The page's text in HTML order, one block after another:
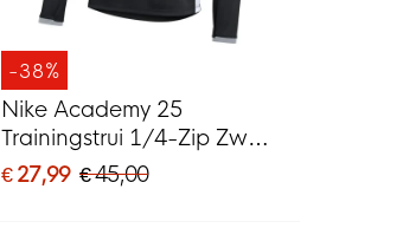
-38%
Nike Academy 25
Trainingstrui 1/4-Zip Zwart
Grijs Wit
€ 27,99 € 45,00